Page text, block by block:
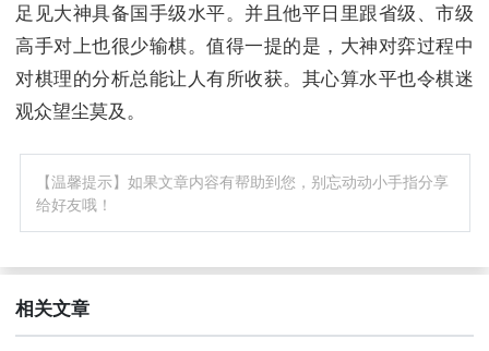
足见大神具备国手级水平。并且他平日里跟省级、市级
高手对上也很少输棋。值得一提的是，大神对弈过程中
对棋理的分析总能让人有所收获。其心算水平也令棋迷
观众望尘莫及。
【温馨提示】如果文章内容有帮助到您，别忘动动小手指分享
给好友哦！
相关文章